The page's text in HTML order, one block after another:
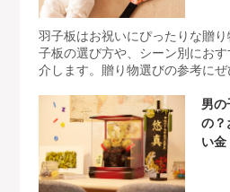
羽子板はお祝いにぴったりな贈
子板の選び方や、シーン別にお
介します。贈り物選びの参考に
男の
の？
い金